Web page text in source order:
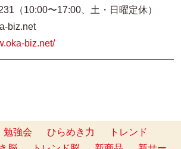
（10:00〜17:00、土・日曜定休）
biz.net
biz.net/
勉強会 ひらめき力
トレンド